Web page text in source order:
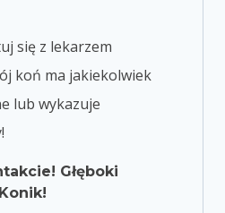
się z lekarzem
koń ma jakiekolwiek
lub wykazuje
Głęboki